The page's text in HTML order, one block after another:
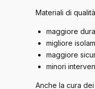
Materiali di
maggiore
migliore
maggiore
minori
Anche la cura